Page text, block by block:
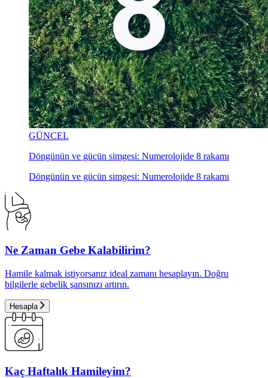
GÜNCEL
Döngünün ve gücün simgesi: Numerolojide 8 rakamı
Döngünün ve gücün simgesi: Numerolojide 8 rakamı
Ne Zaman Gebe Kalabilirim?
Hamile kalmak istiyorsanız ideal zamanı hesaplayın. Doğru
bilgilerle gebelik şansınızı artırın.
Hesapla
Kaç Haftalık Hamileyim?